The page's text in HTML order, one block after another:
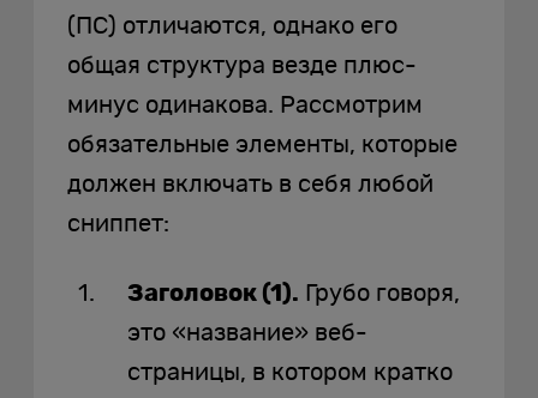
(ПС) отличаются, однако его
общая структура везде плюс-
минус одинакова. Рассмотрим
обязательные элементы, которые
должен включать в себя любой
сниппет:
Заголовок (1). Грубо говоря,
это «название» веб-
страницы, в котором кратко